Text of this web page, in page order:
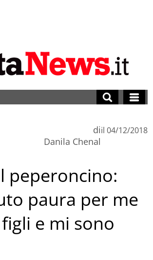
di
Danila Chenal
il 04/12/2018
peperoncino:
paura per me
e mi sono